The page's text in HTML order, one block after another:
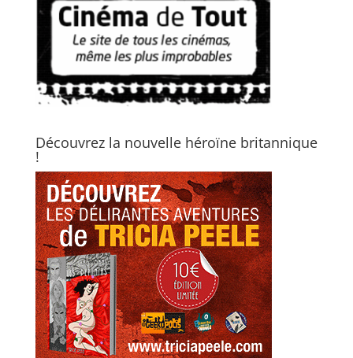
Découvrez la nouvelle héroïne britannique
!